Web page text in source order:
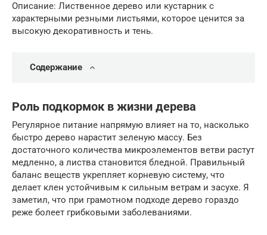
Описание: Лиственное дерево или кустарник с
характерными резными листьями, которое ценится за
высокую декоративность и тень.
Содержание
Роль подкормок в жизни дерева
Регулярное питание напрямую влияет на то, насколько
быстро дерево нарастит зеленую массу. Без
достаточного количества микроэлементов ветви растут
медленно, а листва становится бледной. Правильный
баланс веществ укрепляет корневую систему, что
делает клен устойчивым к сильным ветрам и засухе. Я
заметил, что при грамотном подходе дерево гораздо
реже болеет грибковыми заболеваниями.